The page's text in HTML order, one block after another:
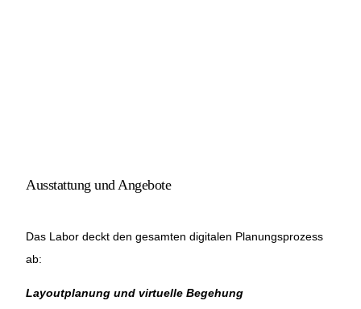
Ausstattung und Angebote
Das Labor deckt den gesamten digitalen Planungsprozess
ab:
Layoutplanung und virtuelle Begehung